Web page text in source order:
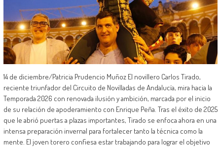
14 de diciembre/Patricia Prudencio Muñoz El novillero Carlos Tirado,
reciente triunfador del Circuito de Novilladas de Andalucía, mira hacia la
Temporada 2026 con renovada ilusión y ambición, marcada por el inicio
de su relación de apoderamiento con Enrique Peña. Tras el éxito de 2025
que le abrió puertas a plazas importantes, Tirado se enfoca ahora en una
intensa preparación invernal para fortalecer tanto la técnica como la
mente. El joven torero confiesa estar trabajando para lograr el objetivo